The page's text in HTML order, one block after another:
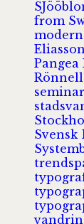
from
Eliasson
Pangea
Svensk